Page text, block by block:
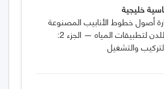
خليجية
أصول خطوط الأنابيب المصنوعة
من الحديد اللدن لتطبيقات المياه — الجزء 2:
والتشغيل